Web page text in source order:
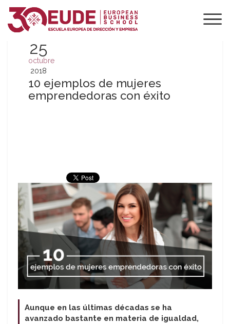
25
octubre
2018
10 ejemplos de mujeres
emprendedoras con éxito
Aunque en las últimas décadas se ha
avanzado bastante en materia de igualdad,